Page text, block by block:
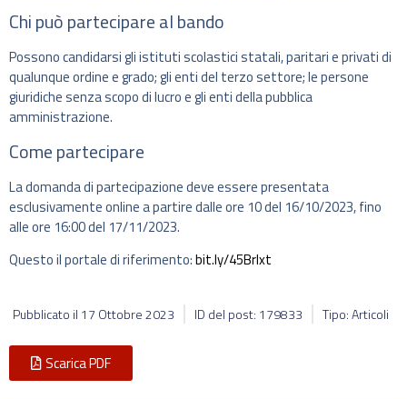
Chi può partecipare al bando
Possono candidarsi gli istituti scolastici statali, paritari e privati di
qualunque ordine e grado; gli enti del terzo settore; le persone
giuridiche senza scopo di lucro e gli enti della pubblica
amministrazione.
Come partecipare
La domanda di partecipazione deve essere presentata
esclusivamente online a partire dalle ore 10 del 16/10/2023, fino
alle ore 16:00 del 17/11/2023.
Questo il portale di riferimento:bit.ly/45Brlxt
Pubblicato il 17 Ottobre 2023 ID del post: 179833 Tipo: Articoli
Scarica PDF